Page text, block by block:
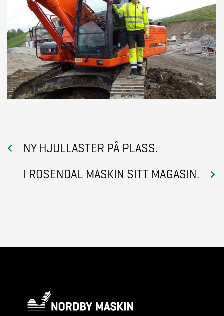
NY HJULLASTER PÅ PLASS.
I ROSENDAL MASKIN SITT MAGASIN.